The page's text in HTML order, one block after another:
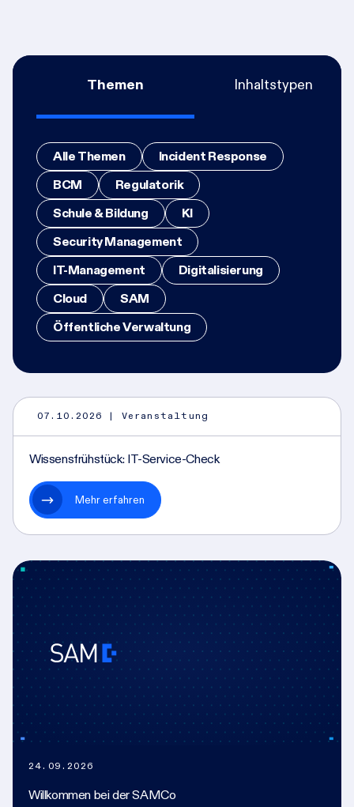
Themen Inhaltstypen
Alle Themen
Incident Response
BCM
Regulatorik
Schule & Bildung
KI
Security Management
IT-Management
Digitalisierung
Cloud
SAM
Öffentliche Verwaltung
07.10.2026 | Veranstaltung
Wissensfrühstück: IT-Service-Check
Mehr erfahren
24.09.2026
Willkommen bei der SAMCo